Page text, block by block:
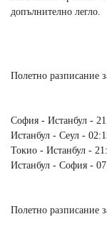
допълнително легло.
Полетно разписание
София - Истанбул -
Истанбул - Сеул -
Токио - Истанбул -
Истанбул - София -
Полетно разписание